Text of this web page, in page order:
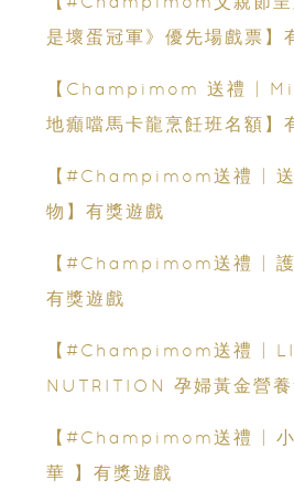
是壞蛋冠軍》優先場戲票】
【Champimom 送禮 |
地癲噹馬卡龍烹飪班名額】
【#Champimom送禮 | 送
物】有獎遊戲
【#Champimom送禮 | 護
有獎遊戲
【#Champimom送禮 |
NUTRITION 孕婦黃金營
【#Champimom送禮 | 小
華 】有獎遊戲